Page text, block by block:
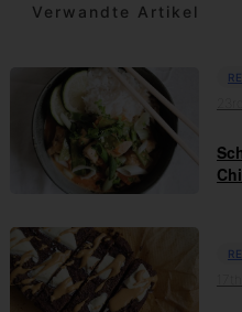
Verwandte Artikel